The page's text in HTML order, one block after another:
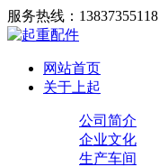
服务热线： 13837355118
网站首页
关于上起
公司简介
企业文化
生产车间